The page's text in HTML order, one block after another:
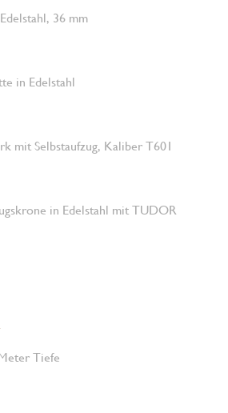
36 mm
in Edelstahl
mit Selbstaufzug, Kaliber T601
in Edelstahl mit TUDOR
Tiefe